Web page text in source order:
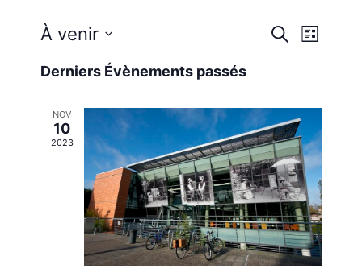
de
vues
Recherche
Liste
À venir
une
Derniers Évènements passés
NOV
10
2023